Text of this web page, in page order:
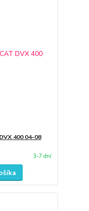
400 04-08
3-7 dní